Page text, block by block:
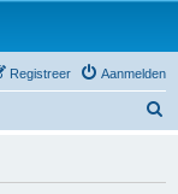
Aanmelden
Registreer